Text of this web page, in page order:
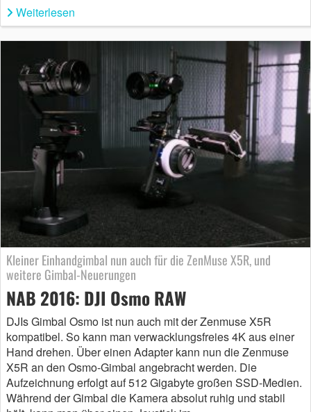
Weiterlesen
Kleiner Einhandgimbal nun auch für die ZenMuse X5R, und
weitere Gimbal-Neuerungen
NAB 2016: DJI Osmo RAW
DJIs Gimbal Osmo ist nun auch mit der Zenmuse X5R
kompatibel. So kann man verwacklungsfreies 4K aus einer
Hand drehen. Über einen Adapter kann nun die Zenmuse
X5R an den Osmo-Gimbal angebracht werden. Die
Aufzeichnung erfolgt auf 512 Gigabyte großen SSD-Medien.
Während der Gimbal die Kamera absolut ruhig und stabil